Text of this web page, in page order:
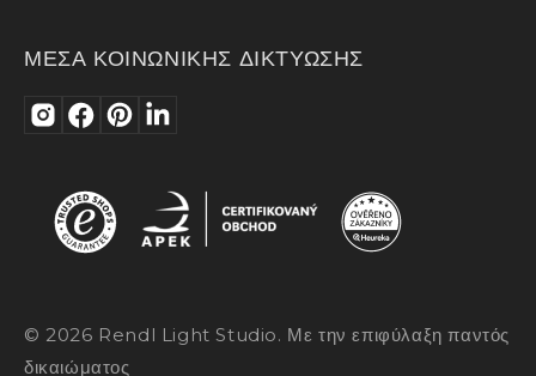
ΜΕΣΑ ΚΟΙΝΩΝΙΚΗΣ ΔΙΚΤΥΩΣΗΣ
© 2026 Rendl Light Studio. Με την επιφύλαξη παντός
δικαιώματος